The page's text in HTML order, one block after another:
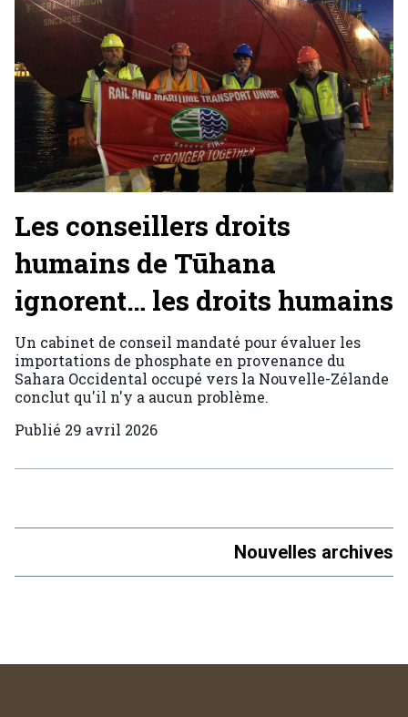
Les conseillers droits
humains de Tūhana
ignorent… les droits humains
Un cabinet de conseil mandaté pour évaluer les
importations de phosphate en provenance du
Sahara Occidental occupé vers la Nouvelle-Zélande
conclut qu'il n'y a aucun problème.
Publié 29 avril 2026
Nouvelles archives